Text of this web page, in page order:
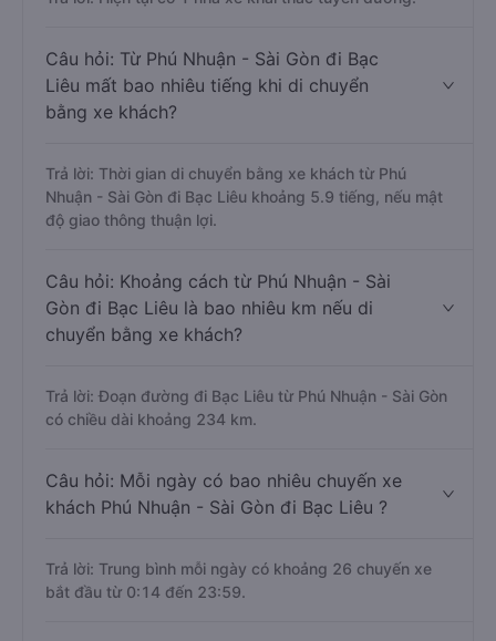
Câu hỏi: Từ Phú Nhuận - Sài Gòn đi Bạc
Liêu mất bao nhiêu tiếng khi di chuyển
bằng xe khách?
Trả lời: Thời gian di chuyển bằng xe khách từ Phú
Nhuận - Sài Gòn đi Bạc Liêu khoảng 5.9 tiếng, nếu mật
độ giao thông thuận lợi.
Câu hỏi: Khoảng cách từ Phú Nhuận - Sài
Gòn đi Bạc Liêu là bao nhiêu km nếu di
chuyển bằng xe khách?
Trả lời: Đoạn đường đi Bạc Liêu từ Phú Nhuận - Sài Gòn
có chiều dài khoảng 234 km.
Câu hỏi: Mỗi ngày có bao nhiêu chuyến xe
khách Phú Nhuận - Sài Gòn đi Bạc Liêu ?
Trả lời: Trung bình mỗi ngày có khoảng 26 chuyến xe
bắt đầu từ 0:14 đến 23:59.